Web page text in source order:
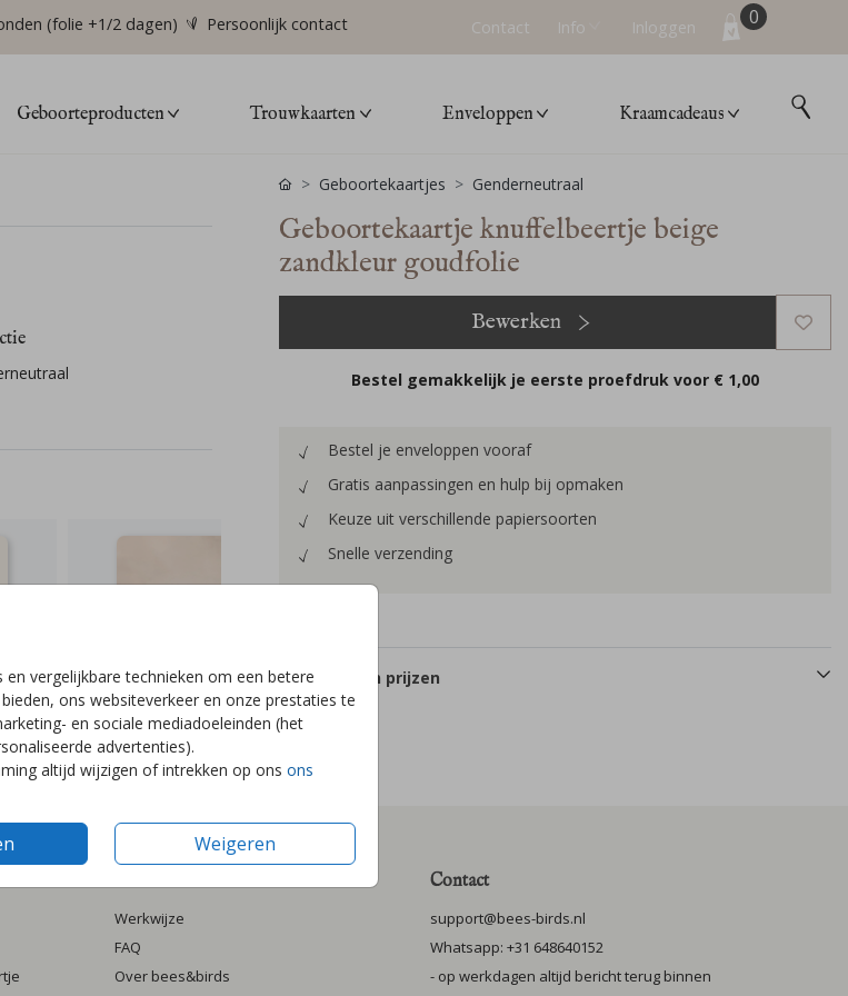
(folie +1/2 dagen) Persoonlijk contact Contact Info Inloggen 0
Geboorteproducten Trouwkaarten Enveloppen Kraamcadeaus
en vergelijkbare technieken om een betere
ons websiteverkeer en onze prestaties te
en sociale mediadoeleinden (het
advertenties).
altijd wijzigen of intrekken op ons ons
Weigeren
Geboortekaartjes Genderneutraal
Geboortekaartje knuffelbeertje beige
zandkleur goudfolie
Bewerken
Bestel gemakkelijk je eerste proefdruk voor € 1,00
Bestel je enveloppen vooraf
Gratis aanpassingen en hulp bij opmaken
Keuze uit verschillende papiersoorten
Snelle verzending
Formaten en prijzen
Informatie
Werkwijze
FAQ
Over bees&birds
Contact
support@bees-birds.nl
Whatsapp: +31 648640152
- op werkdagen altijd bericht terug binnen